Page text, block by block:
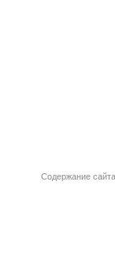
Содержание